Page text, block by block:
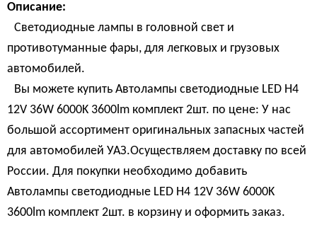
Описание:
Светодиодные лампы в головной свет и
противотуманные фары, для легковых и грузовых
автомобилей.
Вы можете купить Автолампы светодиодные LED H4
12V 36W 6000K 3600lm комплект 2шт. по цене: У нас
большой ассортимент оригинальных запасных частей
для автомобилей УАЗ.Осуществляем доставку по всей
России. Для покупки необходимо добавить
Автолампы светодиодные LED H4 12V 36W 6000K
3600lm комплект 2шт. в корзину и оформить заказ.